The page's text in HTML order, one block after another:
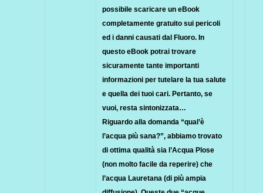
possibile scaricare un eBook
completamente gratuito sui pericoli
ed i danni causati dal Fluoro. In
questo eBook potrai trovare
sicuramente tante importanti
informazioni per tutelare la tua salute
e quella dei tuoi cari. Pertanto, se
vuoi, resta sintonizzata…
Riguardo alla domanda “qual’è
l’acqua più sana?”, abbiamo trovato
di ottima qualità sia l’Acqua Plose
(non molto facile da reperire) che
l’acqua Lauretana (di più ampia